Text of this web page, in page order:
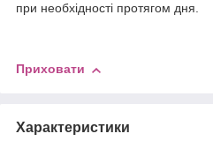
при необхідності протягом дня.
Приховати
Характеристики